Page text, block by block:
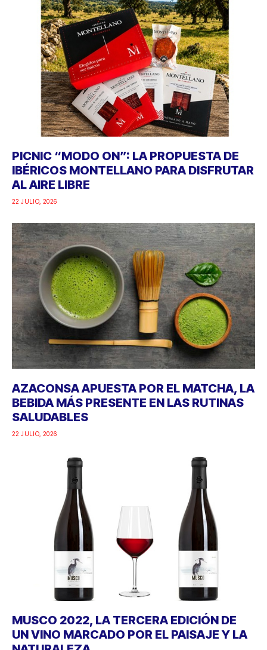
PICNIC “MODO ON”: LA PROPUESTA DE
IBÉRICOS MONTELLANO PARA DISFRUTAR
AL AIRE LIBRE
22 JULIO, 2026
AZACONSA APUESTA POR EL MATCHA, LA
BEBIDA MÁS PRESENTE EN LAS RUTINAS
SALUDABLES
22 JULIO, 2026
MUSCO 2022, LA TERCERA EDICIÓN DE
UN VINO MARCADO POR EL PAISAJE Y LA